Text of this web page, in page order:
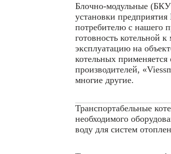
Блочно-модульные
установки
потребителю с нашего
готовность котельной
эксплуатацию на
котельных
производителей,
многие другие.
Транспортабельные
необходимого
воду для систем